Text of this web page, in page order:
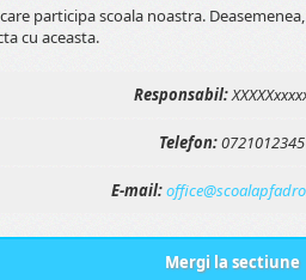
participa scoala noastra.
cu aceasta.
Responsabil:
Telefon:0721012345
E-mail:
Mergi la sectiune